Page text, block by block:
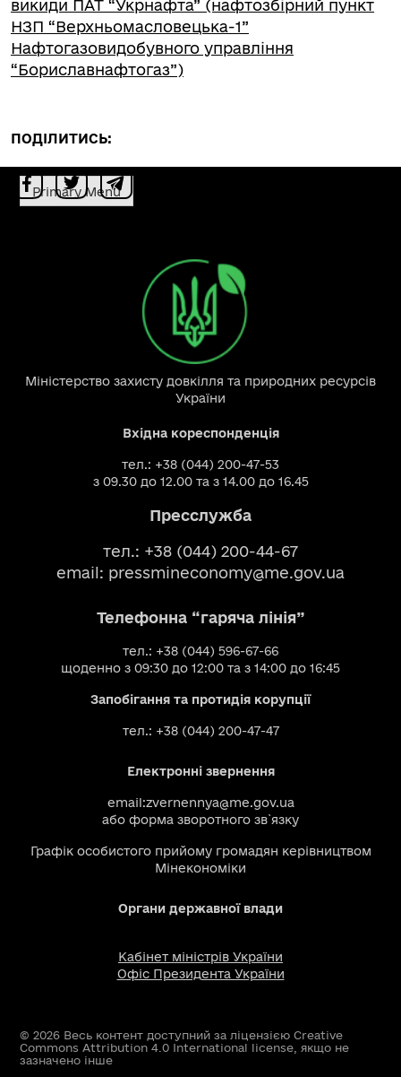
викиди ПАТ “Укрнафта” (нафтозбірний пункт
НЗП “Верхньомасловецька-1”
Нафтогазовидобувного управління
“Бориславнафтогаз”)
ПОДІЛИТИСЬ:
Primary Menu
Міністерство захисту довкілля та природних ресурсів
України
Вхідна кореспонденція
тел.: +38 (044) 200-47-53
з 09.30 до 12.00 та з 14.00 до 16.45
Пресслужба
тел.: +38 (044) 200-44-67
email: pressmineconomy@me.gov.ua
Телефонна “гаряча лінія”
тел.: +38 (044) 596-67-66
щоденно з 09:30 до 12:00 та з 14:00 до 16:45
Запобігання та протидія корупції
тел.: +38 (044) 200-47-47
Електронні звернення
email:zvernennya@me.gov.ua
або форма зворотного зв`язку
Графік особистого прийому громадян керівництвом
Мінекономіки
Органи державної влади
Кабінет міністрів України
Офіс Президента України
© 2026 Весь контент доступний за ліцензією Creative
Commons Attribution 4.0 International license, якщо не
зазначено інше